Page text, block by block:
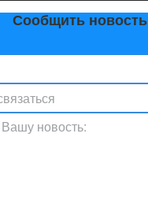
Сообщить новость